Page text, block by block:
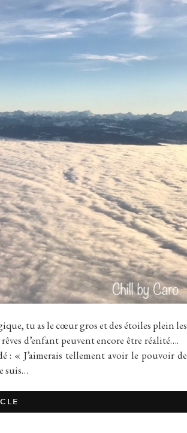
tu as le cœur gros et des étoiles plein les
d’enfant peuvent encore être réalité….
: « J’aimerais tellement avoir le pouvoir de
suis…